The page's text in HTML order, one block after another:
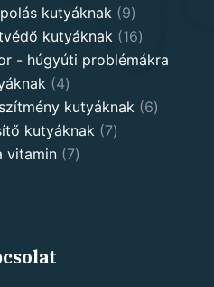
products
kutyáknak 99
products
kutyáknak 1616
products
- húgyúti problémákra
44
products
kutyáknak 66
kutyáknak 77
vitamin 77